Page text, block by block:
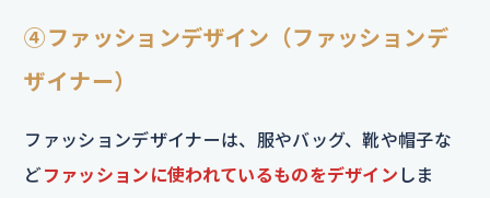
④ファッションデザイン（ファッションデ
ザイナー）
ファッションデザイナーは、服やバッグ、靴や帽子な
ど ファッションに使われているものをデザイン しま